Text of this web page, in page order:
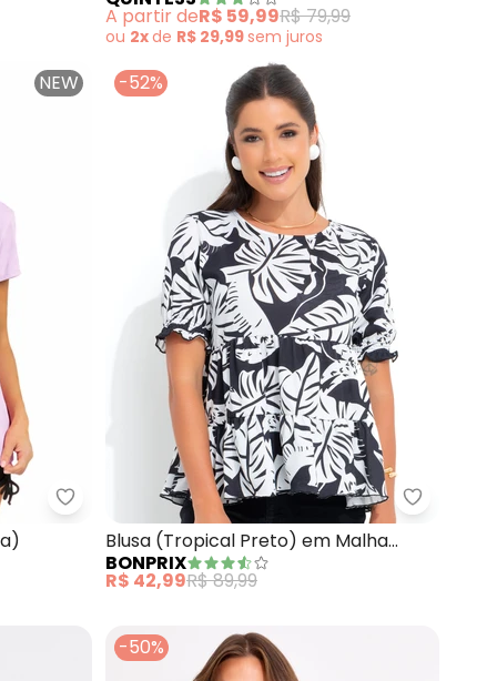
A partir deR$ 59,99R$ 79,99
ou 2xde R$ 29,99sem juros
em Malha de Viscose
NEW
Hay Fit - Blusa Mc Vicky (Rosa Boneca)
-52%
bonprix -
Blusa (Tropical Preto) em Malha
Crepe
BONPRIX
R$ 42,99R$ 89,99
-50%